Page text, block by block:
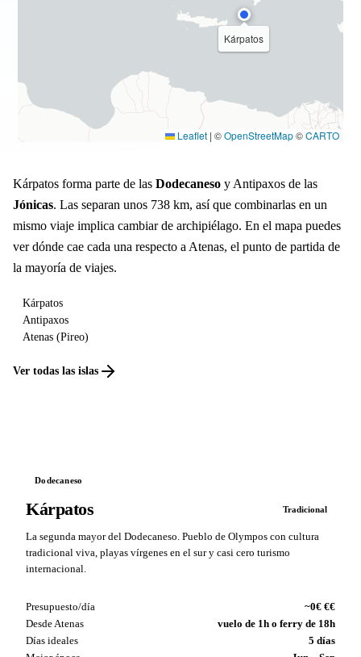
Kárpatos
Leaflet | ©OpenStreetMap©CARTO
Kárpatos forma parte de las Dodecaneso y Antipaxos de las
Jónicas. Las separan unos 738 km, así que combinarlas en un
mismo viaje implica cambiar de archipiélago. En el mapa puedes
ver dónde cae cada una respecto a Atenas, el punto de partida de
la mayoría de viajes.
Kárpatos
Antipaxos
Atenas (Pireo)
Ver todas las islas
Dodecaneso
Kárpatos Tradicional
La segunda mayor del Dodecaneso. Pueblo de Olympos con cultura
tradicional viva, playas vírgenes en el sur y casi cero turismo
internacional.
Presupuesto/día
~0€ €€
Desde Atenas
vuelo de 1h o ferry de 18h
Días ideales
5 días